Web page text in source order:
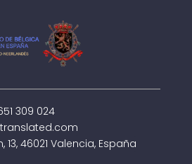
309 024
13, 46021 Valencia, España